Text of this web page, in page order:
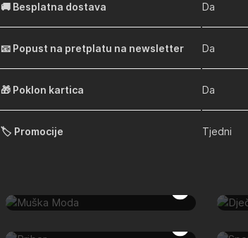
🚚 Besplatna dostava Da
📧 Popust na pretplatu na newsletter Da
🎁 Poklon kartica Da
🏷️ Promocije Tjedni